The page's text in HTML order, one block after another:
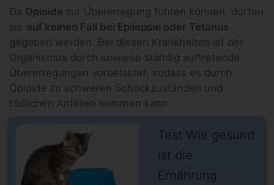
Da Opioide zur Übererregung führen können, dürfen
sie auf keinen Fall bei Epilepsie oder Tetanus
gegeben werden. Bei diesen Krankheiten ist der
Organismus durch sowieso ständig auftretende
Übererregungen vorbelastet, sodass es durch
Opioide zu schweren Schockzuständen und
tödlichen Anfällen kommen kann.
Test Wie gesund
ist die
Ernährung